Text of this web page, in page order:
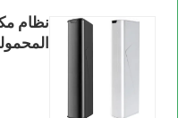
نظام
المحمولة 4 بوصة 100